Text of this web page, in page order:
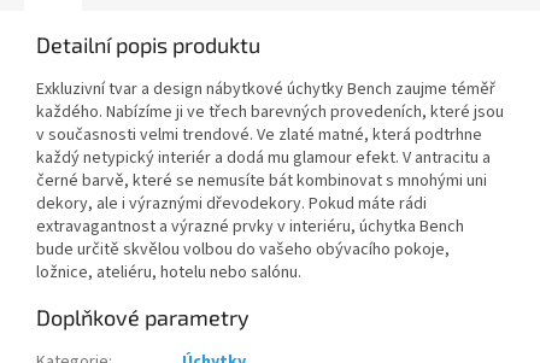
Detailní popis produktu
Exkluzivní tvar a design nábytkové úchytky Bench zaujme téměř
každého. Nabízíme ji ve třech barevných provedeních, které jsou
v současnosti velmi trendové. Ve zlaté matné, která podtrhne
každý netypický interiér a dodá mu glamour efekt. V antracitu a
černé barvě, které se nemusíte bát kombinovat s mnohými uni
dekory, ale i výraznými dřevodekory. Pokud máte rádi
extravagantnost a výrazné prvky v interiéru, úchytka Bench
bude určitě skvělou volbou do vašeho obývacího pokoje,
ložnice, ateliéru, hotelu nebo salónu.
Doplňkové parametry